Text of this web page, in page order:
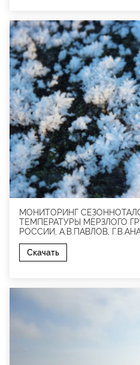
МОНИТОРИНГ
ТЕМПЕРАТУРЫ МЁРЗЛОГО
РОССИИ, А.В.ПАВЛОВ,
Скачать